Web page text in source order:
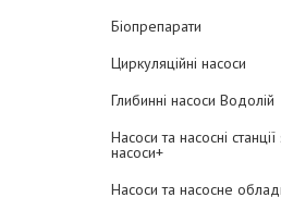
Біопрепарати
Циркуляційні насоси
Глибинні насоси Водолій
Насоси та насосні
насоси+
Насоси та насосне